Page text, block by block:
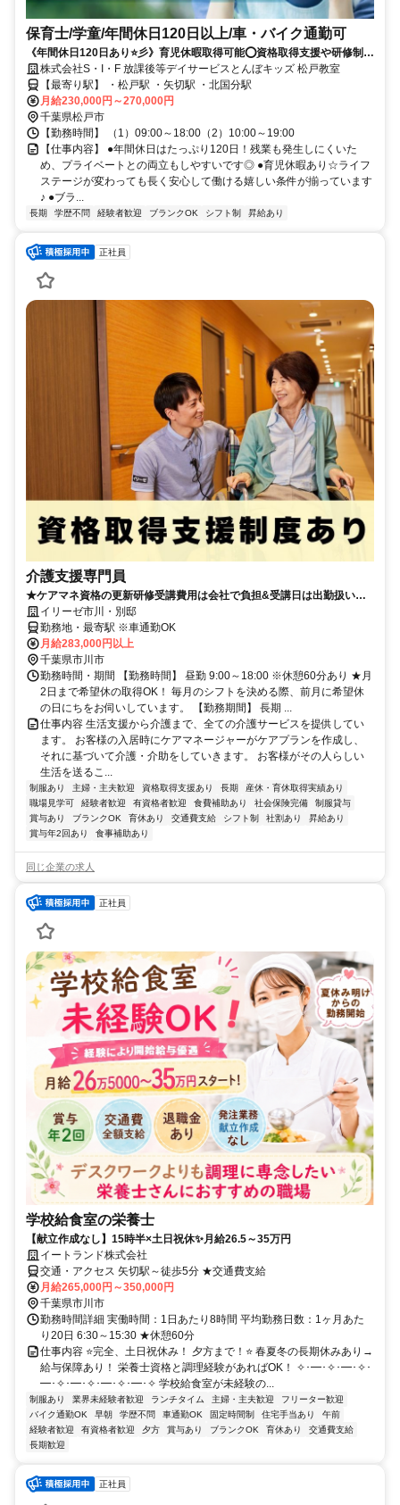
保育士/学童/年間休日120日以上/車・バイク通勤可
《年間休日120日あり⭐彡》育児休暇取得可能⭕資格取得支援や研修制度
あり⭕チームワーク良好⭕働きやすい環境ですよ✨
株式会社S・I・F 放課後等デイサービスとんぼキッズ 松戸教室
【最寄り駅】 ・松戸駅 ・矢切駅 ・北国分駅
月給230,000円～270,000円
千葉県松戸市
【勤務時間】 （1）09:00～18:00（2）10:00～19:00
【仕事内容】 ●年間休日はたっぷり120日！残業も発生しにくいた
め、プライベートとの両立もしやすいです◎ ●育児休暇あり☆ライフ
ステージが変わっても長く安心して働ける嬉しい条件が揃っています
♪ ●ブラ...
長期 学歴不問 経験者歓迎 ブランクOK シフト制 昇給あり
正社員
介護支援専門員
★ケアマネ資格の更新研修受講費用は会社で負担&受講日は出勤扱いと
なります！(規定あり)★
イリーゼ市川・別邸
勤務地・最寄駅 ※車通勤OK
月給283,000円以上
千葉県市川市
勤務時間・期間 【勤務時間】 昼勤 9:00～18:00 ※休憩60分あり ★月
2日まで希望休の取得OK！ 毎月のシフトを決める際、前月に希望休
の日にちをお伺いしています。 【勤務期間】 長期 ...
仕事内容 生活支援から介護まで、全ての介護サービスを提供してい
ます。 お客様の入居時にケアマネージャーがケアプランを作成し、
それに基づいて介護・介助をしていきます。 お客様がその人らしい
生活を送るこ...
制服あり 主婦・主夫歓迎 資格取得支援あり 長期
産休・育休取得実績あり
職場見学可
経験者歓迎 有資格者歓迎 食費補助あり 社会保険完備
制服貸与
賞与あり
ブランクOK 育休あり 交通費支給 シフト制 社割あり
昇給あり
賞与年2回あり
食事補助あり
同じ企業の求人
正社員
学校給食室の栄養士
【献立作成なし】15時半×土日祝休✨️月給26.5～35万円
イートランド株式会社
交通・アクセス 矢切駅～徒歩5分 ★交通費支給
月給265,000円～350,000円
千葉県市川市
勤務時間詳細 実働時間：1日あたり8時間 平均勤務日数：1ヶ月あた
り20日 6:30～15:30 ★休憩60分
仕事内容 ⭐完全、土日祝休み！ 夕方まで！⭐ 春夏冬の長期休みあり→
給与保障あり！ 栄養士資格と調理経験があればOK！ ✧･━･✧･━･✧･
━･✧･━･✧･━･✧･━･✧ 学校給食室が未経験の...
制服あり 業界未経験者歓迎 ランチタイム 主婦・主夫歓迎
フリーター歓迎
バイク通勤OK
早朝 学歴不問 車通勤OK 固定時間制 住宅手当あり
午前
経験者歓迎
有資格者歓迎 夕方 賞与あり ブランクOK 育休あり
交通費支給
長期歓迎
正社員